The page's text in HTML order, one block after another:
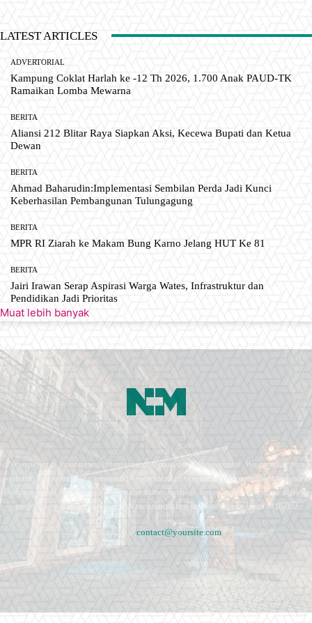
LATEST ARTICLES
ADVERTORIAL
Kampung Coklat Harlah ke -12 Th 2026, 1.700 Anak PAUD-TK
Ramaikan Lomba Mewarna
BERITA
Aliansi 212 Blitar Raya Siapkan Aksi, Kecewa Bupati dan Ketua
Dewan
BERITA
Ahmad Baharudin:Implementasi Sembilan Perda Jadi Kunci
Keberhasilan Pembangunan Tulungagung
BERITA
MPR RI Ziarah ke Makam Bung Karno Jelang HUT Ke 81
BERITA
Jairi Irawan Serap Aspirasi Warga Wates, Infrastruktur dan
Pendidikan Jadi Prioritas
Muat lebih banyak
Newspaper is your news, entertainment, music fashion website. We provide you
with the latest breaking news and videos straight from the entertainment industry.
Fashion fades, only style remains the same. Fashion never stops. There are always
projects, opportunities. Clothes mean nothing until someone lives in them.
Contact us:contact@yoursite.com